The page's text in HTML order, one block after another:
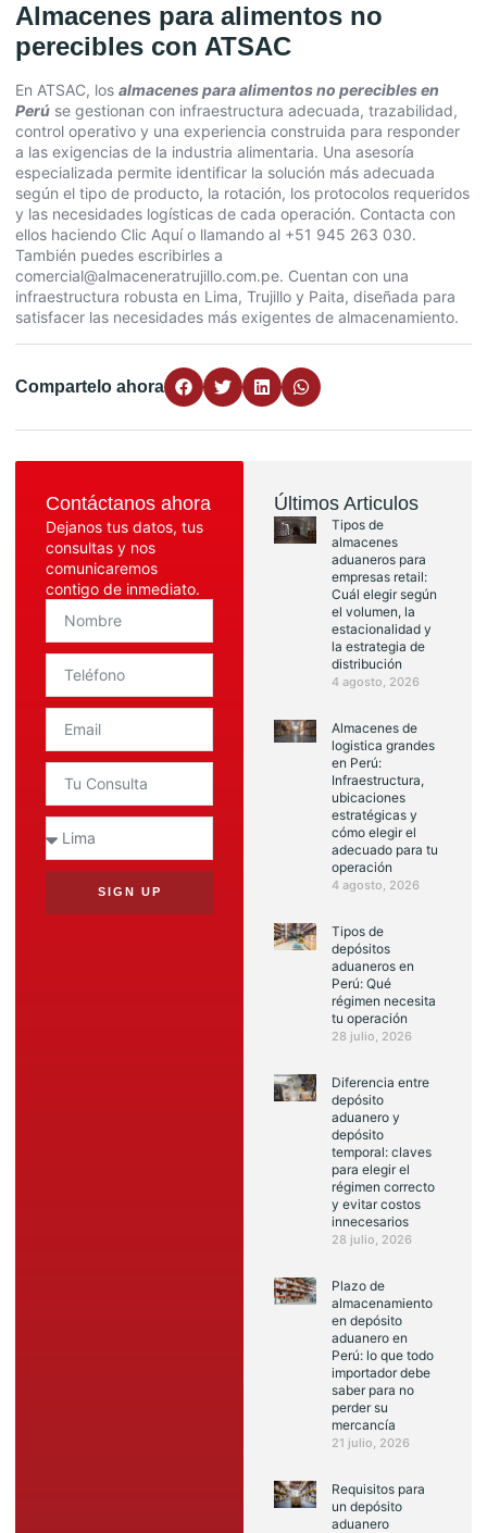
Almacenes para alimentos no
perecibles con ATSAC
En ATSAC, los almacenes para alimentos no perecibles en
Perú se gestionan con infraestructura adecuada, trazabilidad,
control operativo y una experiencia construida para responder
a las exigencias de la industria alimentaria. Una asesoría
especializada permite identificar la solución más adecuada
según el tipo de producto, la rotación, los protocolos requeridos
y las necesidades logísticas de cada operación. Contacta con
ellos haciendo Clic Aquío llamando al +51 945 263 030.
También puedes escribirles a
comercial@almaceneratrujillo.com.pe. Cuentan con una
infraestructura robusta en Lima, Trujillo y Paita, diseñada para
satisfacer las necesidades más exigentes de almacenamiento.
Compartelo ahora
Contáctanos ahora
Dejanos tus datos, tus
consultas y nos
comunicaremos
contigo de inmediato.
SIGN UP
Últimos Articulos
Tipos de
almacenes
aduaneros para
empresas retail:
Cuál elegir según
el volumen, la
estacionalidad y
la estrategia de
distribución
4 agosto, 2026
Almacenes de
logistica grandes
en Perú:
Infraestructura,
ubicaciones
estratégicas y
cómo elegir el
adecuado para tu
operación
4 agosto, 2026
Tipos de
depósitos
aduaneros en
Perú: Qué
régimen necesita
tu operación
28 julio, 2026
Diferencia entre
depósito
aduanero y
depósito
temporal: claves
para elegir el
régimen correcto
y evitar costos
innecesarios
28 julio, 2026
Plazo de
almacenamiento
en depósito
aduanero en
Perú: lo que todo
importador debe
saber para no
perder su
mercancía
21 julio, 2026
Requisitos para
un depósito
aduanero